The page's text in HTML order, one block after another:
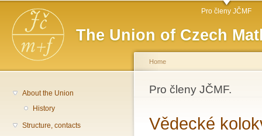
The Union of Czech
Main menu Pro členy JČMF
About the Union
History
Structure, contacts
You are here
Home
Pro členy JČMF.
Vědecké